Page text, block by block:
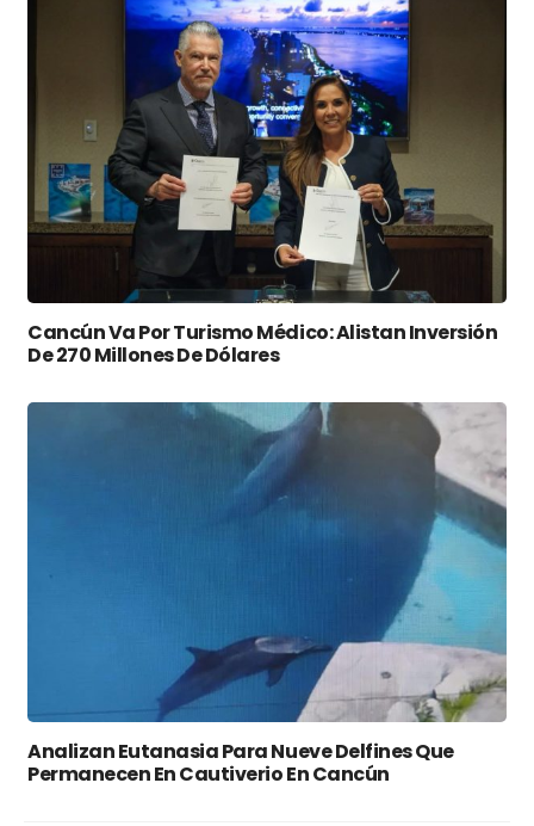
Cancún Va Por Turismo Médico: Alistan Inversión
De 270 Millones De Dólares
Analizan Eutanasia Para Nueve Delfines Que
Permanecen En Cautiverio En Cancún